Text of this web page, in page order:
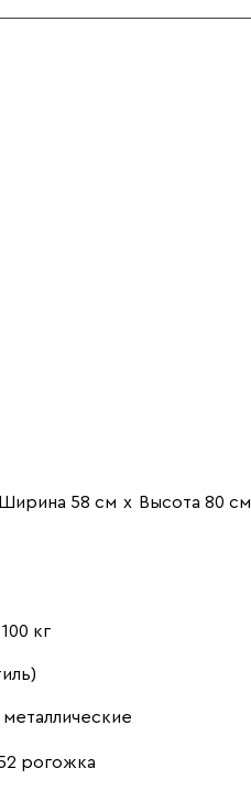
Ширина 58 см х Высота 80 см
100 кг
металлические
рогожка